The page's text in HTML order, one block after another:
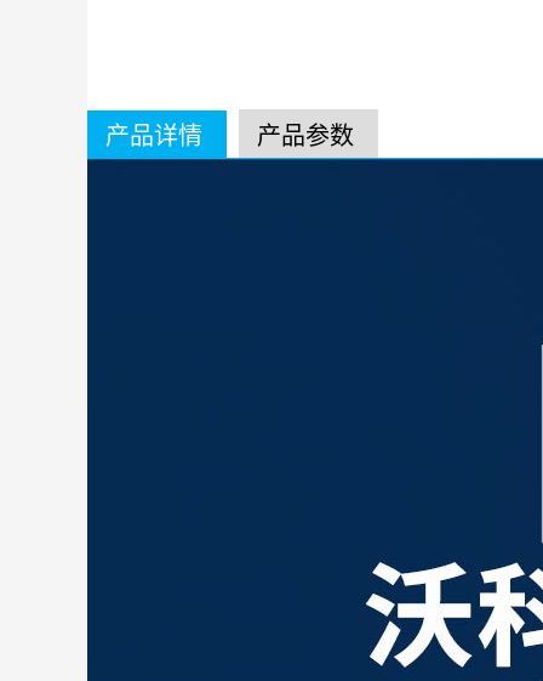
产品详情 产品参数